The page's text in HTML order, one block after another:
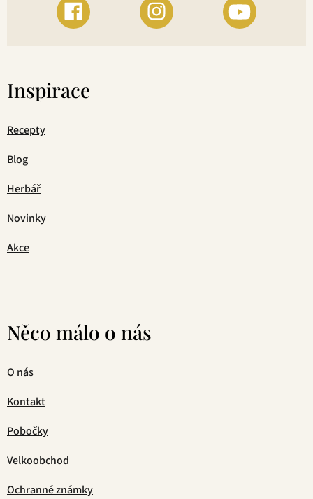
Inspirace
Recepty
Blog
Herbář
Novinky
Akce
Něco málo o nás
O nás
Kontakt
Pobočky
Velkoobchod
Ochranné známky